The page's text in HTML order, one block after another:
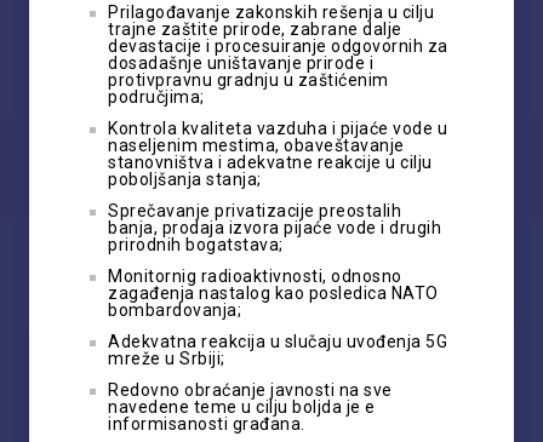
Prilagođavanje zakonskih rešenja u cilju
trajne zaštite prirode, zabrane dalje
devastacije i procesuiranje odgovornih za
dosadašnje uništavanje prirode i
protivpravnu gradnju u zaštićenim
područjima;
Kontrola kvaliteta vazduha i pijaće vode u
naseljenim mestima, obaveštavanje
stanovništva i adekvatne reakcije u cilju
poboljšanja stanja;
Sprečavanje privatizacije preostalih
banja, prodaja izvora pijaće vode i drugih
prirodnih bogatstava;
Monitornig radioaktivnosti, odnosno
zagađenja nastalog kao posledica NATO
bombardovanja;
Adekvatna reakcija u slučaju uvođenja 5G
mreže u Srbiji;
Redovno obraćanje javnosti na sve
navedene teme u cilju boljda je e
informisanosti građana.